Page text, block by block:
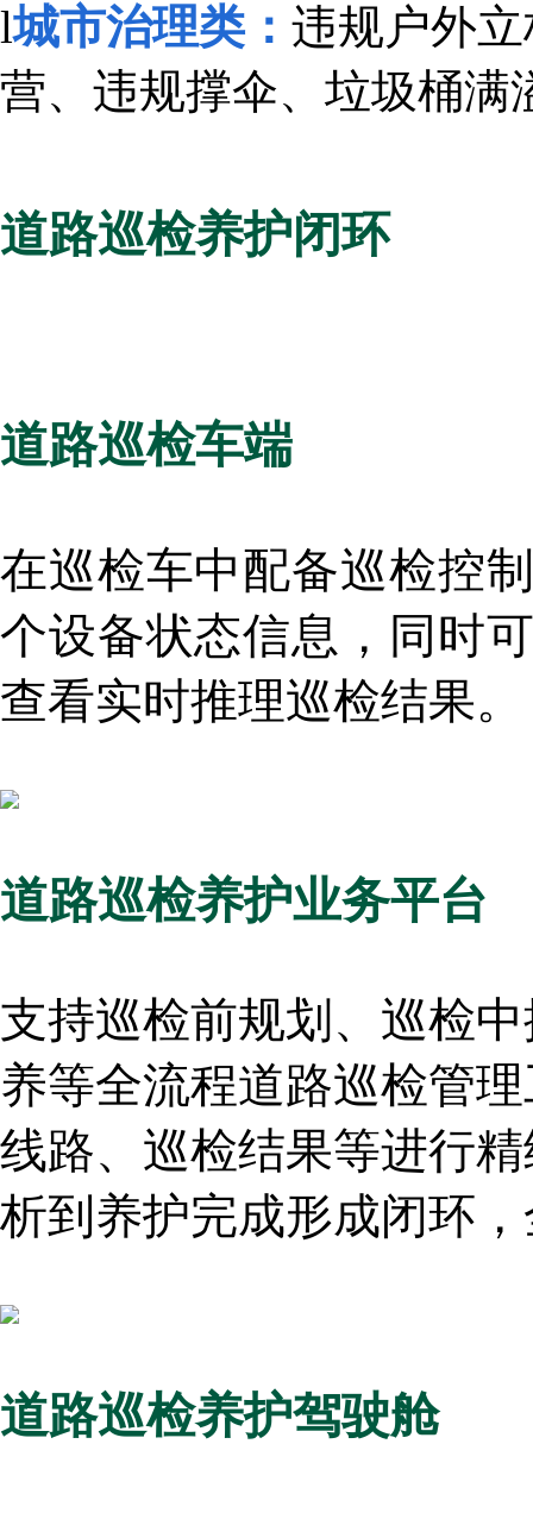
l城市治理类： 违规户外
营、违规撑伞、垃圾桶满
道路巡检养护闭环
道路巡检车端
在巡检车中配备巡检控
个设备状态信息，同时
查看实时推理巡检结果。
道路巡检养护业务平台
支持巡检前规划、巡检
养等全流程道路巡检管
线路、巡检结果等进行
析到养护完成形成闭环
道路巡检养护驾驶舱